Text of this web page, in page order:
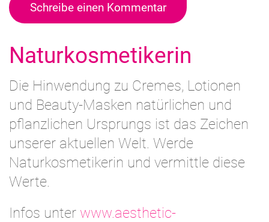
Schreibe einen Kommentar
Naturkosmetikerin
Die Hinwendung zu Cremes, Lotionen
und Beauty-Masken natürlichen und
pflanzlichen Ursprungs ist das Zeichen
unserer aktuellen Welt. Werde
Naturkosmetikerin und vermittle diese
Werte.
Infos unter www.aesthetic-